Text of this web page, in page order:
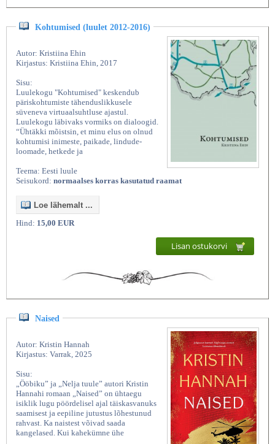
Kohtumised (luulet 2012-2016)
Autor: Kristiina Ehin
Kirjastus: Kristiina Ehin, 2017
Sisu:
Luulekogu "Kohtumised" keskendub
päriskohtumiste tähenduslikkusele
süveneva virtuaalsuhtluse ajastul.
Luulekogu läbivaks vormiks on dialoogid.
“Ühtäkki mõistsin, et minu elus on olnud
kohtumisi inimeste, paikade, lindude-
loomade, hetkede ja
Teema: Eesti luule
Seisukord: normaalses korras kasutatud raamat
Loe lähemalt ...
Hind: 15,00 EUR
Lisan ostukorvi
Naised
Autor: Kristin Hannah
Kirjastus: Varrak, 2025
Sisu:
„Ööbiku” ja „Nelja tuule” autori Kristin
Hannahi romaan „Naised” on ühtaegu
isiklik lugu pöördelisel ajal täiskasvanuks
saamisest ja eepiline jutustus lõhestunud
rahvast. Ka naistest võivad saada
kangelased. Kui kahekümne ühe